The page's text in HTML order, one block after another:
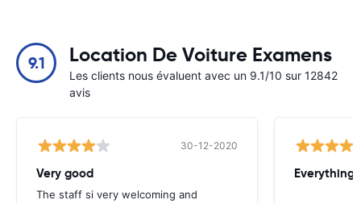
9.1 Location De Voiture Examens
Les clients nous évaluent avec un 9.1/10 sur 12842
avis
30-12-2020
Very good
The staff si very welcoming and
Everything